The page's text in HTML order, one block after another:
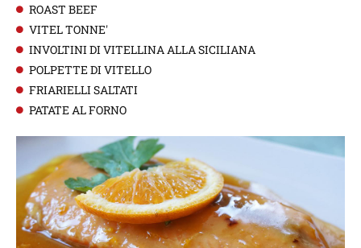
ROAST BEEF
VITEL TONNE'
INVOLTINI DI VITELLINA ALLA SICILIANA
POLPETTE DI VITELLO
FRIARIELLI SALTATI
PATATE AL FORNO